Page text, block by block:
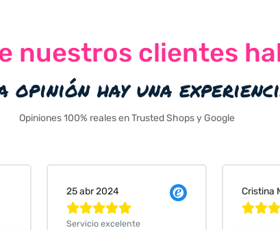
nuestros clientes
opinión hay una
Opiniones 100% reales en Trusted Shops y Google
Cristina Martin Serrano
 